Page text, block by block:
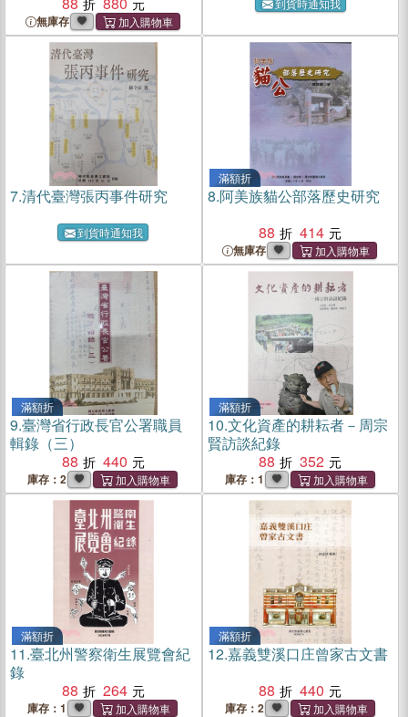
無庫存
到貨時通知我
7.清代臺灣張丙事件研究
到貨時通知我
滿額折
8.阿美族貓公部落歷史研究
88
414
無庫存
滿額折
9.臺灣省行政長官公署職員
輯錄（三）
88
440
庫存：2
滿額折
10.文化資產的耕耘者－周宗
賢訪談紀錄
88
352
庫存：1
滿額折
11.臺北州警察衛生展覽會紀
錄
88
264
庫存：1
滿額折
12.嘉義雙溪口庄曾家古文書
88
440
庫存：2